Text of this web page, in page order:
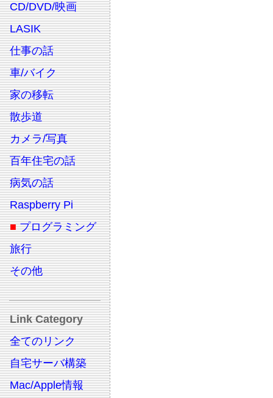
CD/DVD/映画
LASIK
仕事の話
車/バイク
家の移転
散歩道
カメラ/写真
百年住宅の話
病気の話
Raspberry Pi
■ プログラミング
旅行
その他
Link Category
全てのリンク
自宅サーバ構築
Mac/Apple情報